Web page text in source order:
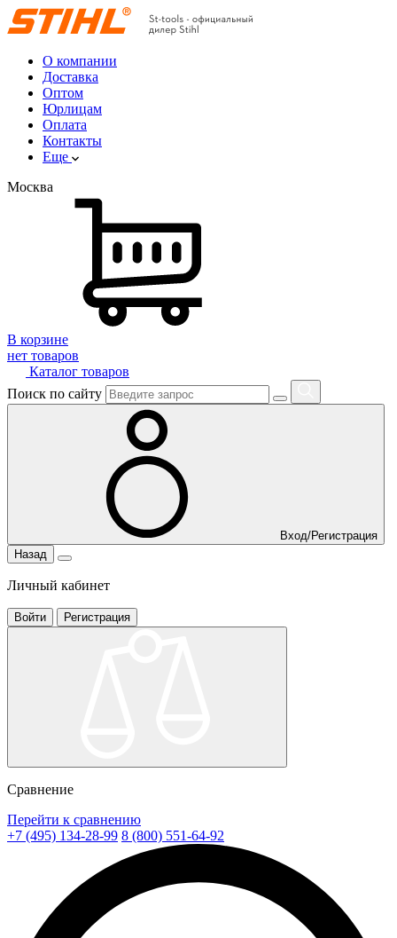
О компании
Доставка
Оптом
Юрлицам
Оплата
Контакты
Еще
Москва
В корзине
нет товаров
Каталог товаров
Поиск по сайту
Вход/Регистрация
Назад
Личный кабинет
Войти Регистрация
Сравнение
Перейти к сравнению
+7 (495) 134-28-99 8 (800) 551-64-92